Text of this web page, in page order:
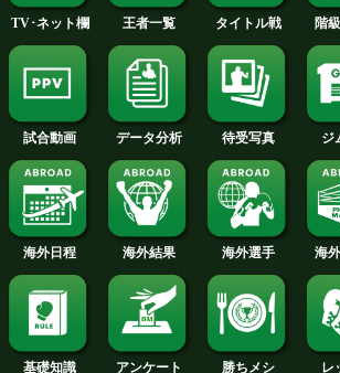
2014年
2013年
2012年
2011年